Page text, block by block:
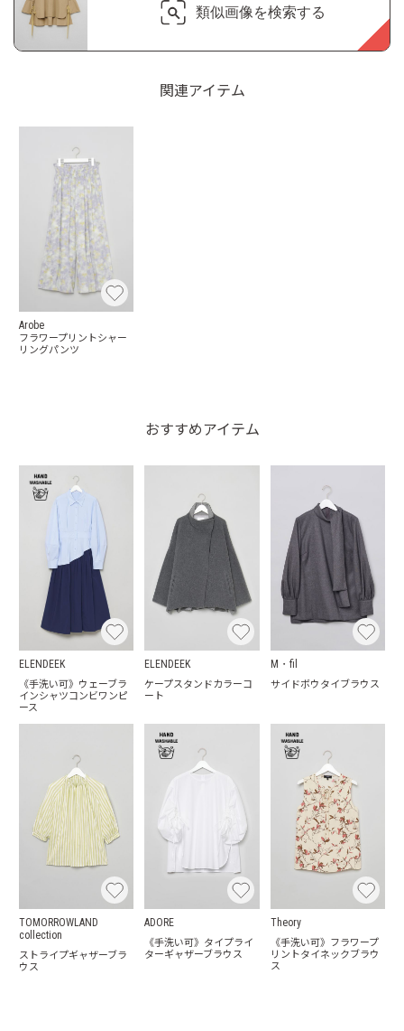
類似画像を検索する
関連アイテム
Arobe
フラワープリントシャー
リングパンツ
おすすめアイテム
ELENDEEK
《手洗い可》ウェーブラ
インシャツコンビワンピ
ース
ELENDEEK
ケープスタンドカラーコ
ート
M・fil
サイドボウタイブラウス
TOMORROWLAND
collection
ストライプギャザーブラ
ウス
ADORE
《手洗い可》タイプライ
ターギャザーブラウス
Theory
《手洗い可》フラワープ
リントタイネックブラウ
ス